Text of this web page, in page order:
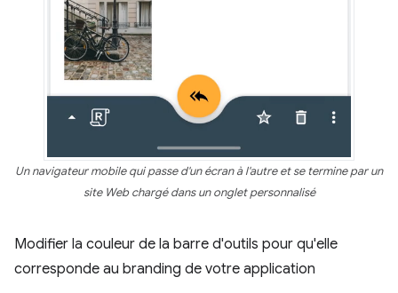
Un navigateur mobile qui passe d'un écran à l'autre et se termine par un
site Web chargé dans un onglet personnalisé
Modifier la couleur de la barre d'outils pour qu'elle
corresponde au branding de votre application